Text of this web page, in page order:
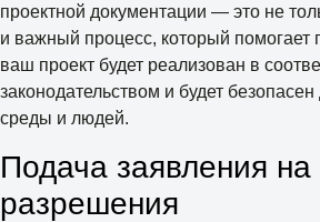
проектной документации — это не
и важный процесс, который помогает
ваш проект будет реализован в
законодательством и будет
среды и людей.
Подача заявления на
разрешения